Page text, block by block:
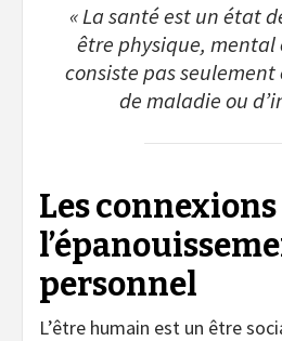
« La santé est un état
être physique, mental
consiste pas seulement
de maladie ou
Les
personnel
L’être humain est un être